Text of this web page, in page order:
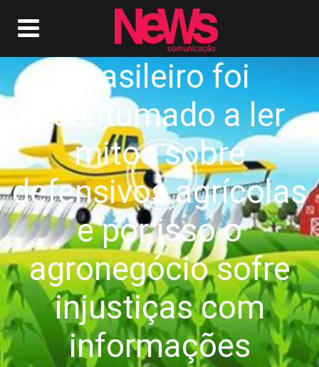
Brasileiro foi
acostumado a ler
mitos sobre
defensivos agrícolas
e por isso o
agronegócio sofre
injustiças com
informações